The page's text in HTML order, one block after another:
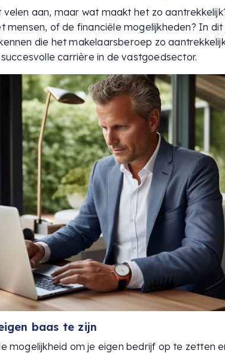
aan, maar wat maakt het zo
mensen, of de financiële mogelijkheden? In
die het makelaarsberoep zo
carrière in de vastgoedsector.
baas te zijn
mogelijkheid om je eigen bedrijf op te zetten